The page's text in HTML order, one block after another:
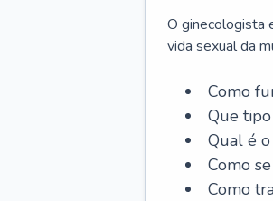
O ginecologista
vida sexual da
Como
Que
Qual é
Como
Como